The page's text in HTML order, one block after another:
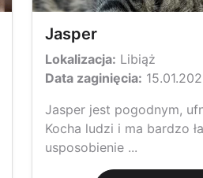
Jasper
Lokalizacja: Libiąż
Data zaginięcia:
Jasper jest pogodnym,
Kocha ludzi i ma bardzo
usposobienie ...